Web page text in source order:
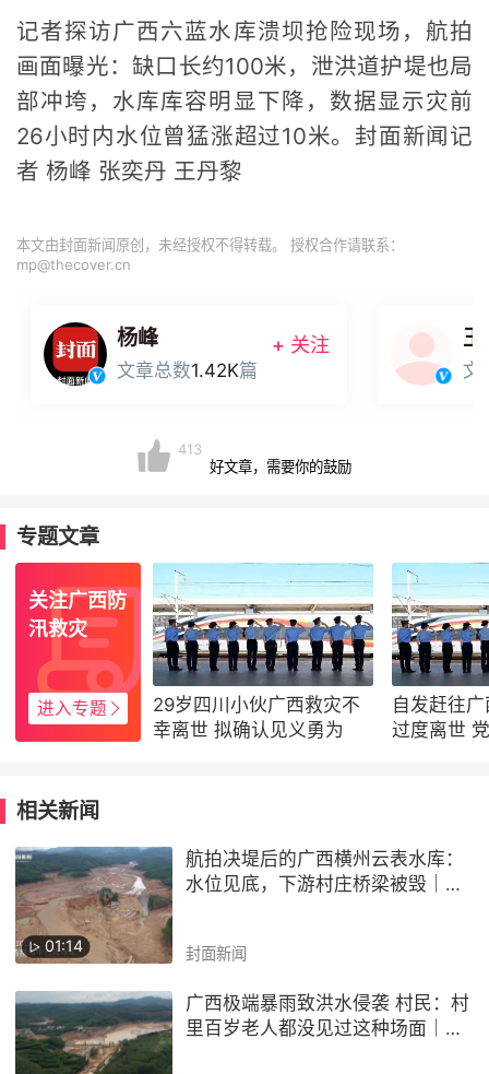
记者探访广西六蓝水库溃坝抢险现场，航拍
画面曝光：缺口长约100米，泄洪道护堤也局
部冲垮，水库库容明显下降，数据显示灾前
26小时内水位曾猛涨超过10米。封面新闻记
者 杨峰 张奕丹 王丹黎
本文由封面新闻原创，未经授权不得转载。 授权合作请联系：
mp@thecover.cn
杨峰
文章总数1.42K篇
+ 关注 王
文
413
好文章，需要你的鼓励
专题文章
关注广西防
汛救灾
进入专题
29岁四川小伙广西救灾不
幸离世 拟确认见义勇为
自发赶往
过度离世
相关新闻
01:14
航拍决堤后的广西横州云表水库：
水位见底，下游村庄桥梁被毁｜封
封面新闻
广西极端暴雨致洪水侵袭 村民：村
里百岁老人都没见过这种场面｜封